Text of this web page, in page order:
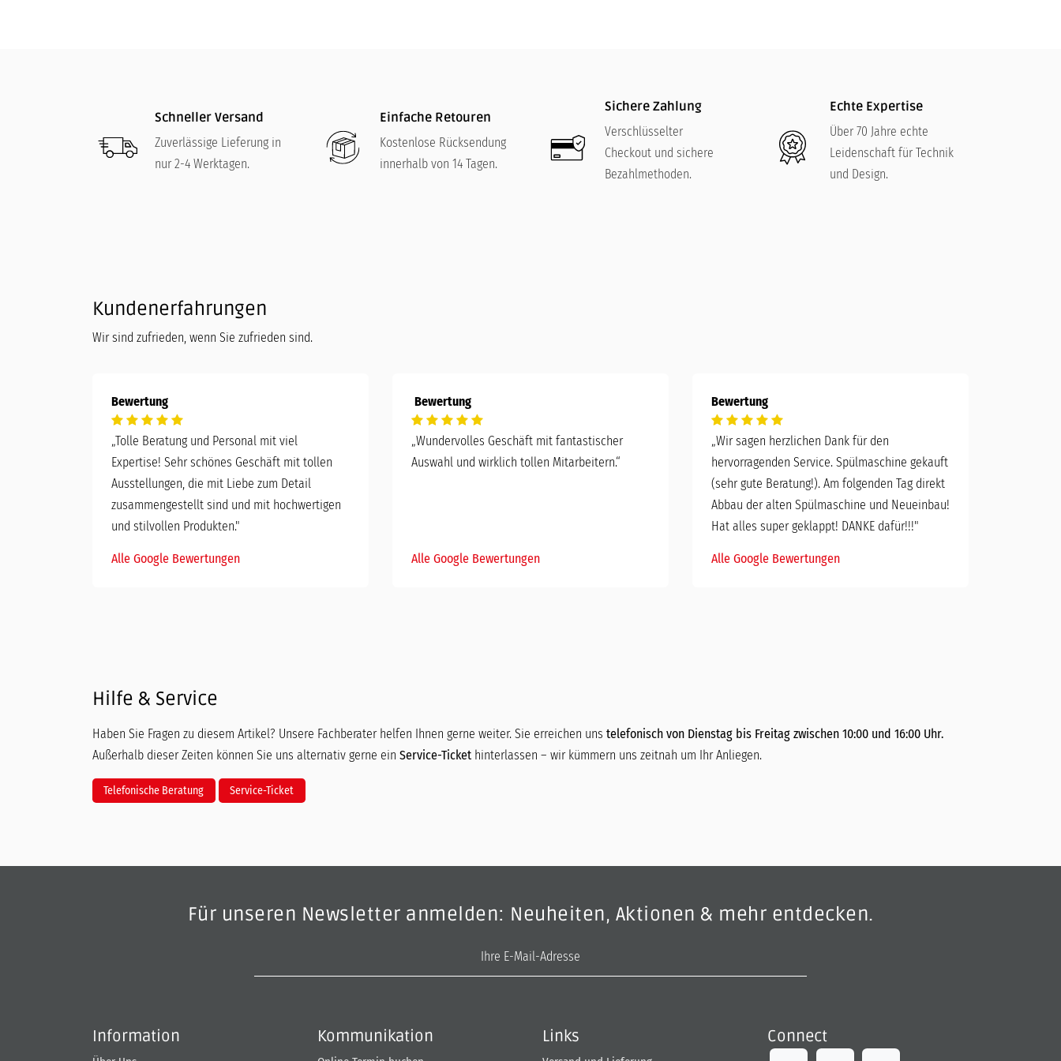
Schneller Versand
Zuverlässige Lieferung in
nur 2-4 Werktagen.
Einfache Retouren
Kostenlose Rücksendung
innerhalb von 14 Tagen.
Sichere Zahlung
Verschlüsselter
Checkout und sichere
Bezahlmethoden.
Echte Expertise
Über 70 Jahre echte
Leidenschaft für Technik
und Design.
Kundenerfahrungen
Wir sind zufrieden, wenn Sie zufrieden sind.
Bewertung
„Tolle Beratung und Personal mit viel
Expertise! Sehr schönes Geschäft mit tollen
Ausstellungen, die mit Liebe zum Detail
zusammengestellt sind und mit hochwertigen
und stilvollen Produkten."
Alle Google Bewertungen
Bewertung
„Wundervolles Geschäft mit fantastischer
Auswahl und wirklich tollen Mitarbeitern.“
Alle Google Bewertungen
Bewertung
„Wir sagen herzlichen Dank für den
hervorragenden Service. Spülmaschine gekauft
(sehr gute Beratung!). Am folgenden Tag direkt
Abbau der alten Spülmaschine und Neueinbau!
Hat alles super geklappt! DANKE dafür!!!"
Alle Google Bewertungen
Hilfe & Service
Haben Sie Fragen zu diesem Artikel? Unsere Fachberater helfen Ihnen gerne weiter. Sie erreichen uns telefonisch von Dienstag bis Freitag zwischen 10:00 und 16:00 Uhr.
Außerhalb dieser Zeiten können Sie uns alternativ gerne ein Service-Ticket hinterlassen – wir kümmern uns zeitnah um Ihr Anliegen.
Telefonische Beratung Service-Ticket
Für unseren Newsletter anmelden: Neuheiten, Aktionen & mehr entdecken.
Information Kommunikation Links Connect